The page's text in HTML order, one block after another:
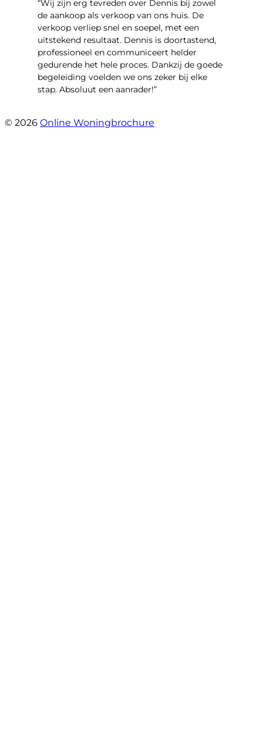
“Wij zijn erg tevreden over Dennis bij zowel
de aankoop als verkoop van ons huis. De
verkoop verliep snel en soepel, met een
uitstekend resultaat. Dennis is doortastend,
professioneel en communiceert helder
gedurende het hele proces. Dankzij de goede
begeleiding voelden we ons zeker bij elke
stap. Absoluut een aanrader!”
© 2026 Online Woningbrochure